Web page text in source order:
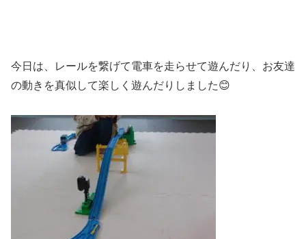
今日は、レールを繋げて電車を走らせて遊んだり、お友達
の動きを真似して楽しく遊んだりしました😊